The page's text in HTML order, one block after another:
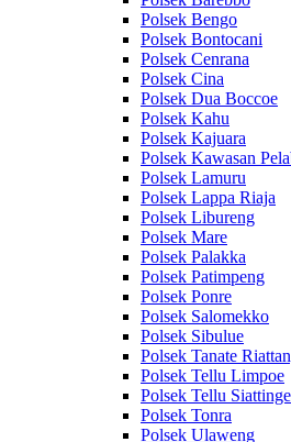
Polsek Bengo
Polsek Bontocani
Polsek Cenrana
Polsek Cina
Polsek Dua Boccoe
Polsek Kahu
Polsek Kajuara
Polsek Kawasan
Polsek Lamuru
Polsek Lappa Riaja
Polsek Libureng
Polsek Mare
Polsek Palakka
Polsek Patimpeng
Polsek Ponre
Polsek Salomekko
Polsek Sibulue
Polsek Tanate
Polsek Tellu Limpoe
Polsek Tellu Siattinge
Polsek Tonra
Polsek Ulaweng